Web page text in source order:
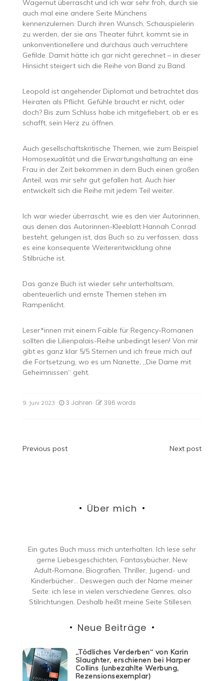
Wagemut überrascht und ich war sehr froh, durch sie
auch mal eine andere Seite Münchens
kennenzulernen. Durch ihren Wunsch, Schauspielerin
zu werden, der sie ans Theater führt, kommt sie in
unkonventionellere und durchaus auch verruchtere
Gefilde. Damit hätte ich gar nicht gerechnet – in dieser
Hinsicht steigert sich die Reihe von Band zu Band.
Leopold ist angehender Diplomat und betrachtet das
Heiraten als Pflicht. Gefühle braucht er nicht, oder
doch? Bis zum Schluss habe ich mitgefiebert, ob er es
schafft, sein Herz zu öffnen.
Auch gesellschaftskritische Themen, wie zum Beispiel
Homosexualität und die Erwartungshaltung an eine
Frau in der Zeit bekommen in dem Buch einen großen
Anteil, was mir sehr gut gefallen hat. Auch hier
entwickelt sich die Reihe mit jedem Teil weiter.
Ich war wieder überrascht, wie es den vier Autorinnen,
aus denen das Autorinnen-Kleeblatt Hannah Conrad
besteht, gelungen ist, das Buch so zu verfassen, dass
es eine konsequente Weiterentwicklung ohne
Stilbrüche ist.
Das ganze Buch ist wieder sehr unterhaltsam,
abenteuerlich und ernste Themen stehen im
Rampenlicht.
Leser*innen mit einem Faible für Regency-Romanen
sollten die Lilienpalais-Reihe unbedingt lesen! Von mir
gibt es ganz klar 5/5 Sternen und ich freue mich auf
die Fortsetzung, wo es um Nanette, „Die Dame mit
Geheimnissen“ geht.
9. Juni 2023 3 Jahren 396 words
Beitragsnavigation
Previous post Next post
Über mich
Ein gutes Buch muss mich unterhalten. Ich lese sehr
gerne Liebesgeschichten, Fantasybücher, New
Adult-Romane, Biografien, Thriller, Jugend- und
Kinderbücher… Deswegen auch der Name meiner
Seite: ich lese in vielen verschiedene Genres, also
Stilrichtungen. Deshalb heißt meine Seite Stillesen.
Neue Beiträge
„Tödliches Verderben“ von Karin
Slaughter, erschienen bei Harper
Collins (unbezahlte Werbung,
Rezensionsexemplar)